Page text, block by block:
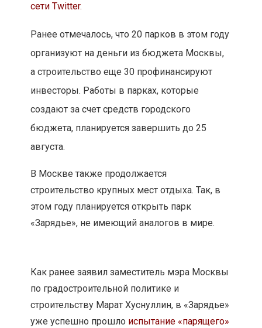
сети Twitter.
Ранее отмечалось, что 20 парков в этом году
организуют на деньги из бюджета Москвы,
а строительство еще 30 профинансируют
инвесторы. Работы в парках, которые
создают за счет средств городского
бюджета, планируется завершить до 25
августа.
В Москве также продолжается
строительство крупных мест отдыха. Так, в
этом году планируется открыть парк
«Зарядье», не имеющий аналогов в мире.
Как ранее заявил заместитель мэра Москвы
по градостроительной политике и
строительству Марат Хуснуллин, в «Зарядье»
уже успешно прошло испытание «парящего»